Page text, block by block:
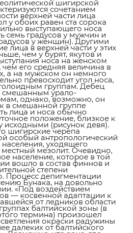
шигирской
сочетанием
верхней части лица
у обоих равен ста сорока
выступающего носа
семь градусов у мужчин и
у женщин). Другими
лица в верхней части у этих
чем у бурят, якутов и
носа на женском
его средняя величина в
а на мужском он немного
превосходит угол носа,
группам. Дебец
смешанным урало-
однако, возможно, он
в смешанной группе
лица и носа обычно
положение, близкое к
(рисунок девя).
шигирские черепа
особый антропологический
уходящего
мезолит. Очевидно,
население, которое в той
вошло в состав финнов и
степени
Процесс депигментации
Бунака, на довольно
«Под воздействием
— косвенной адаптации к
от ледников области
балтийской зоны (в
термина) произошел
окраски радужины
далеких от балтийского